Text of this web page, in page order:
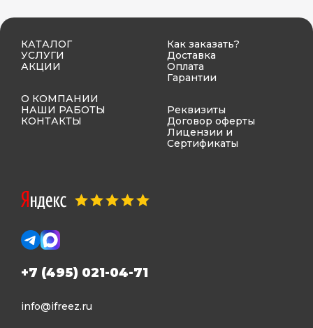
КАТАЛОГ
УСЛУГИ
АКЦИИ
О КОМПАНИИ
НАШИ РАБОТЫ
КОНТАКТЫ
Как заказать?
Доставка
Оплата
Гарантии
Реквизиты
Договор оферты
Лицензии и
Сертификаты
+7 (495) 021-04-71
info@ifreez.ru